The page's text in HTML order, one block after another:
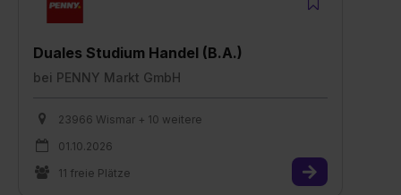
Duales Studium Handel (B.A.)
bei PENNY Markt GmbH
23966 Wismar + 10 weitere
01.10.2026
11 freie Plätze